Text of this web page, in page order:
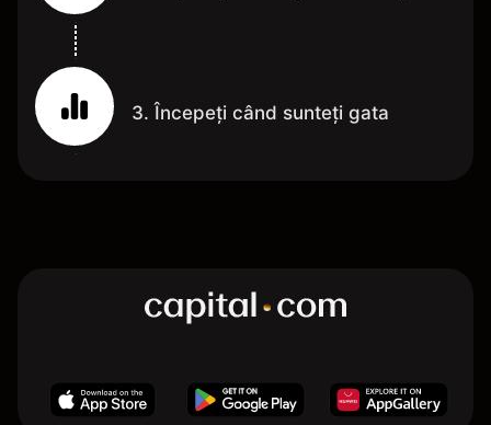
3. Începeți când sunteți gata